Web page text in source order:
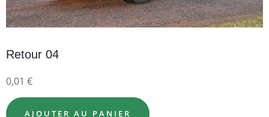
Retour 04
0,01 €
AJOUTER AU PANIER